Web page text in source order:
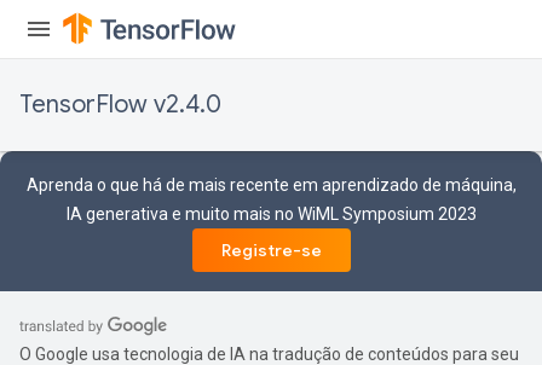
TensorFlow v2.4.0
Aprenda o que há de mais recente em aprendizado de máquina,
IA generativa e muito mais no WiML Symposium 2023
Registre-se
O Google usa tecnologia de IA na tradução de conteúdos para seu